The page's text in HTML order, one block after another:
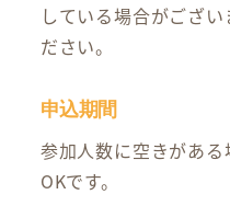
している場合がござ
ださい。
申込期間
参加人数に空きがあ
OKです。